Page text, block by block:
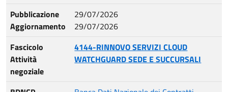
Pubblicazione
Aggiornamento
29/07/2026
29/07/2026
Fascicolo
Attività
negoziale
4144-RINNOVO SERVIZI CLOUD
WATCHGUARD SEDE E SUCCURSALI